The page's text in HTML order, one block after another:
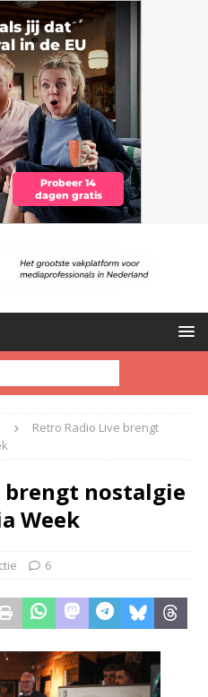
Retro Radio Live brengt
brengt nostalgie
Week
6